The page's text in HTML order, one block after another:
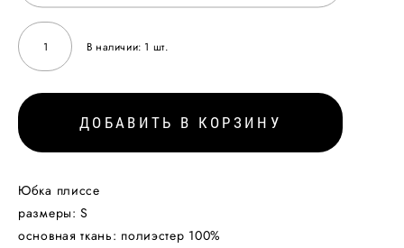
В наличии: 1 шт.
ДОБАВИТЬ В КОРЗИНУ
Юбка плиссе
размеры: S
основная ткань: полиэстер 100%